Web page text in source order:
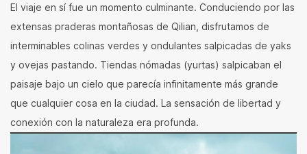
El viaje en sí fue un momento culminante. Conduciendo por las
extensas praderas montañosas de Qilian, disfrutamos de
interminables colinas verdes y ondulantes salpicadas de yaks
y ovejas pastando. Tiendas nómadas (yurtas) salpicaban el
paisaje bajo un cielo que parecía infinitamente más grande
que cualquier cosa en la ciudad. La sensación de libertad y
conexión con la naturaleza era profunda.